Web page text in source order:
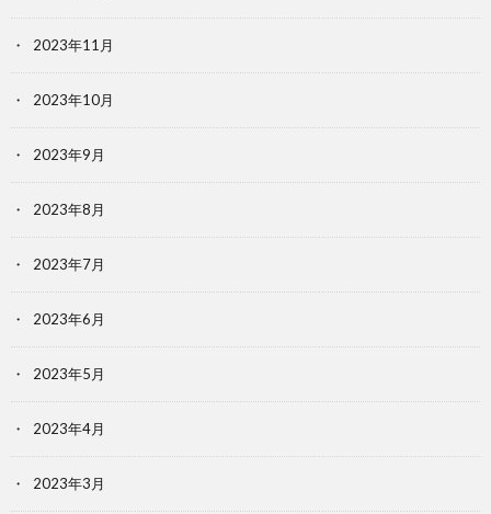
2023年11月
2023年10月
2023年9月
2023年8月
2023年7月
2023年6月
2023年5月
2023年4月
2023年3月